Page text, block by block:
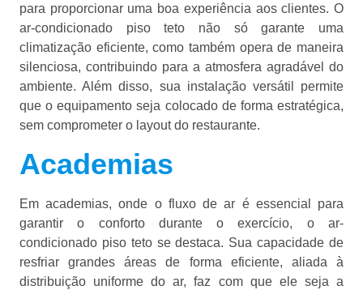
para proporcionar uma boa experiência aos clientes. O
ar-condicionado piso teto não só garante uma
climatização eficiente, como também opera de maneira
silenciosa, contribuindo para a atmosfera agradável do
ambiente. Além disso, sua instalação versátil permite
que o equipamento seja colocado de forma estratégica,
sem comprometer o layout do restaurante.
Academias
Em academias, onde o fluxo de ar é essencial para
garantir o conforto durante o exercício, o ar-
condicionado piso teto se destaca. Sua capacidade de
resfriar grandes áreas de forma eficiente, aliada à
distribuição uniforme do ar, faz com que ele seja a